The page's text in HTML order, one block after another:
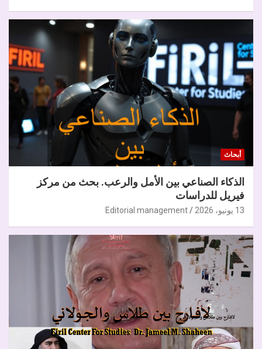
أبحاث
الذكاء الصناعي بين الأمل والرعب. بحث من مركز
فيريل للدراسات
13 يونيو، 2026 Editorial management